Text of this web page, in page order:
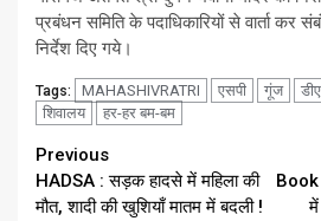
प्रबंधन समिति के पदाधिकारियों से वार्ता कर
निर्देश दिए गये।
Tags: MAHASHIVRATRI एसपी गूंज
शिवालय
हर-हर बम-बम
Continue
Reading
Previous
HADSA : सड़क हादसे में महिला की
मौत, शादी की खुशियाँ मातम में बदली !
Book